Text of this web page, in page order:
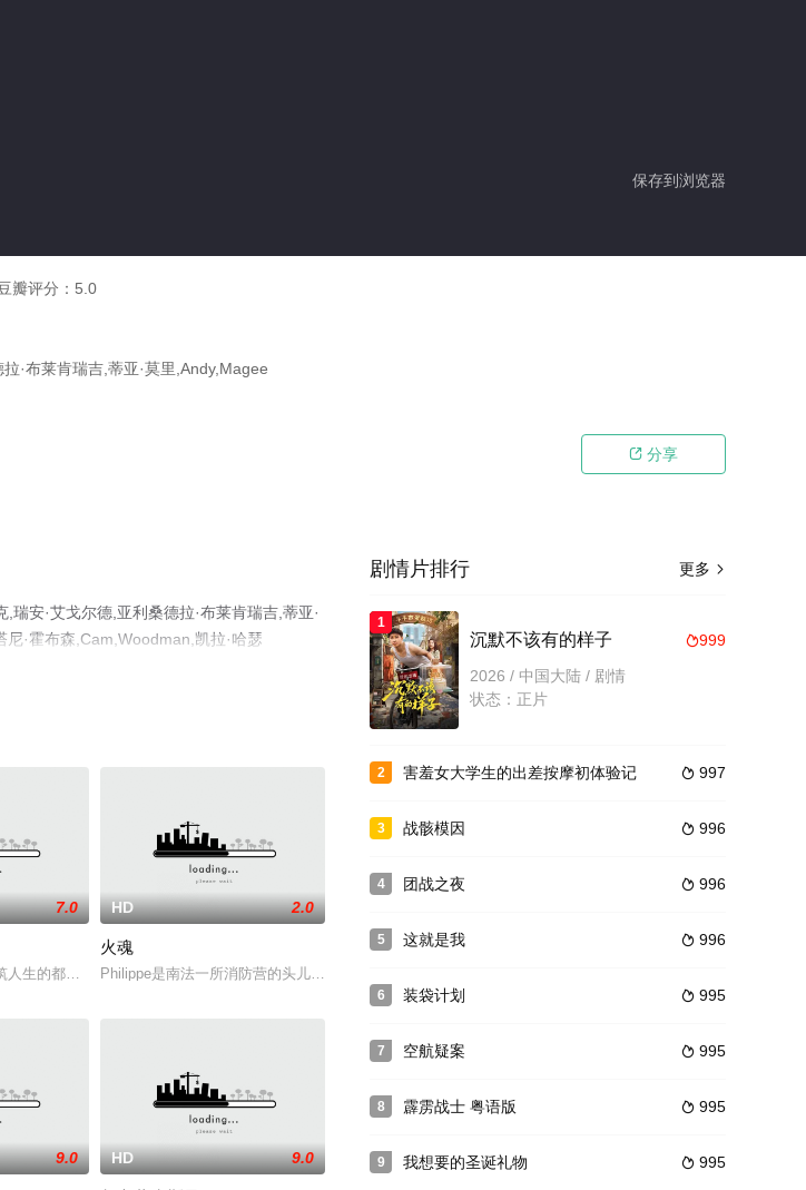
保存到浏览器
瓣评分： 5.0
·布莱肯瑞吉,蒂亚·莫里,Andy,Magee
 分享
安·艾戈尔德,亚利桑德拉·布莱肯瑞吉,蒂亚·
尼·霍布森,Cam,Woodman,凯拉·哈瑟
飘花影院，更多相关信息可移步至豆瓣电
战争刚刚结束的
已经被封为斗战胜佛，并且将金箍棒物归原主。听
7.0
人生的都孟秀（金度允 饰）通过幸运怪兽（朴成俊 饰）的信号中得彩票一等奖后，找到
HD 2.0
火魂
Philippe是南法一所消防营的头儿。夏季炎热炙烤，无论天灾还是人祸，火灾隐患四伏，时有爆发可能。
9.0 HD 9.0
更多 
剧情片排行
1
999
沉默不该有的样子
2026 / 中国大陆 / 剧情
状态：正片
2  997
害羞女大学生的出差按摩初体验记
3  996
战骸模因
4  996
团战之夜
5  996
这就是我
6  995
装袋计划
7  995
空航疑案
8  995
霹雳战士 粤语版
9  995
我想要的圣诞礼物